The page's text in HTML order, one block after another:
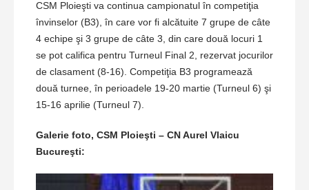
CSM Ploieşti va continua campionatul în competiţia
învinselor (B3), în care vor fi alcătuite 7 grupe de câte
4 echipe şi 3 grupe de câte 3, din care două locuri 1
se pot califica pentru Turneul Final 2, rezervat jocurilor
de clasament (8-16). Competiţia B3 programează
două turnee, în perioadele 19-20 martie (Turneul 6) şi
15-16 aprilie (Turneul 7).
Galerie foto, CSM Ploieşti – CN Aurel Vlaicu
Bucureşti: